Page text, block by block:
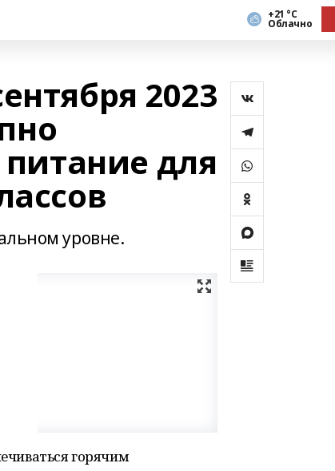
+21 °С
Облачно
2023
для
уровне.
горячим